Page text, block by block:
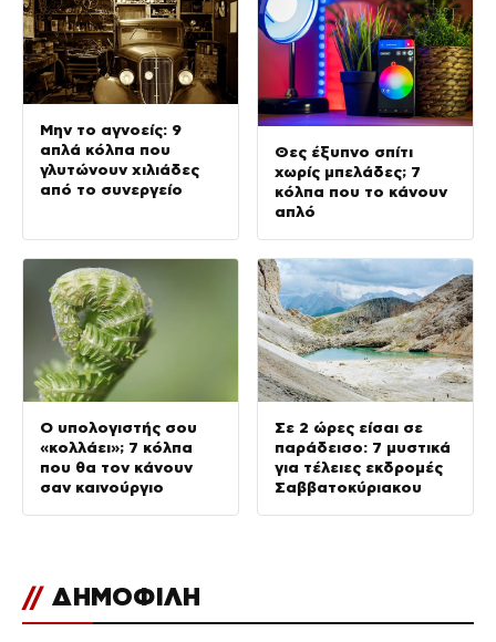
Μην το αγνοείς: 9
απλά κόλπα που
γλυτώνουν χιλιάδες
από το συνεργείο
Θες έξυπνο σπίτι
χωρίς μπελάδες; 7
κόλπα που το κάνουν
απλό
Ο υπολογιστής σου
«κολλάει»; 7 κόλπα
που θα τον κάνουν
σαν καινούργιο
Σε 2 ώρες είσαι σε
παράδεισο: 7 μυστικά
για τέλειες εκδρομές
Σαββατοκύριακου
// ΔΗΜΟΦΙΛΗ